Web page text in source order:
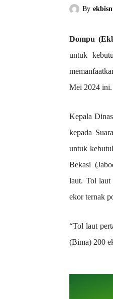
By
Dompu
untuk
Mei 2024 ini.
Kepala
kepada
untuk
Bekasi
laut. Tol laut
ekor ternak
“Tol laut
(Bima) 200